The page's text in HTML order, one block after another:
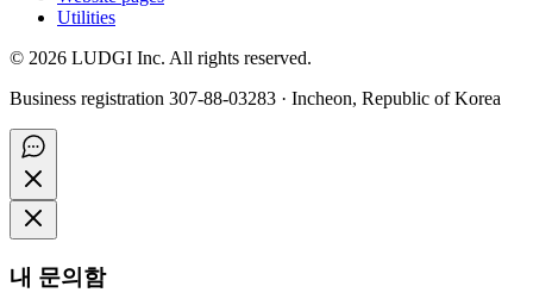
Utilities
© 2026 LUDGI Inc. All rights reserved.
Business registration 307-88-03283 · Incheon, Republic of Korea
내 문의함